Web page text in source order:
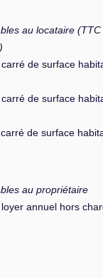
au locataire (TTC
de surface
de surface
de surface
au propriétaire
annuel hors